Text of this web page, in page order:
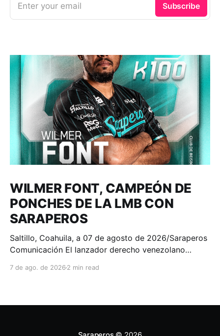
Enter your email Subscribe
WILMER FONT, CAMPEÓN DE
PONCHES DE LA LMB CON
SARAPEROS
Saltillo, Coahuila, a 07 de agosto de 2026/Saraperos
Comunicación El lanzador derecho venezolano
ponches de la Liga Mexicana de Beisbol Banorte, al
7 de ago. de 2026 2 min read